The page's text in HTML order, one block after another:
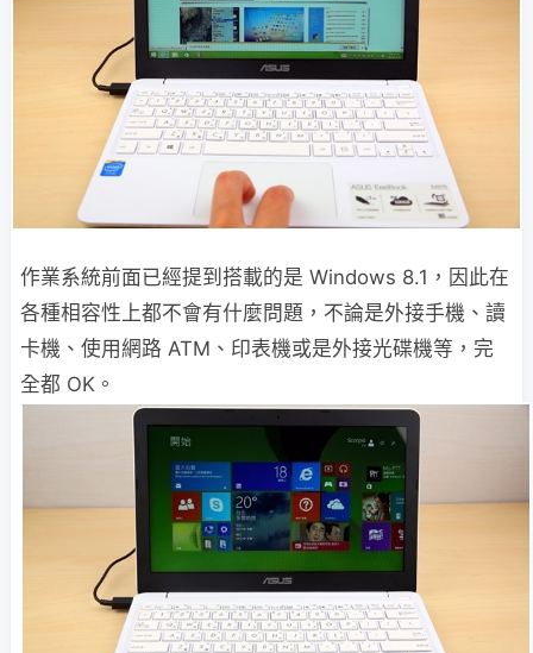
作業系統前面已經提到搭載的是 Windows 8.1，因此在
各種相容性上都不會有什麼問題，不論是外接手機、讀
卡機、使用網路 ATM、印表機或是外接光碟機等，完
全都 OK。